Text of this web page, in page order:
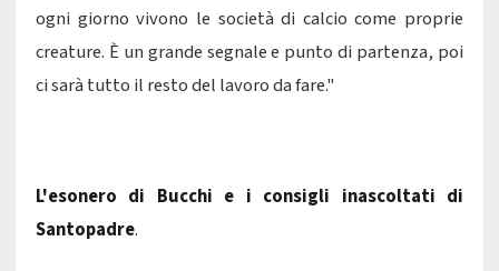
ogni giorno vivono le società di calcio come proprie
creature. È un grande segnale e punto di partenza, poi
ci sarà tutto il resto del lavoro da fare."
L'esonero di Bucchi e i consigli inascoltati di
Santopadre.